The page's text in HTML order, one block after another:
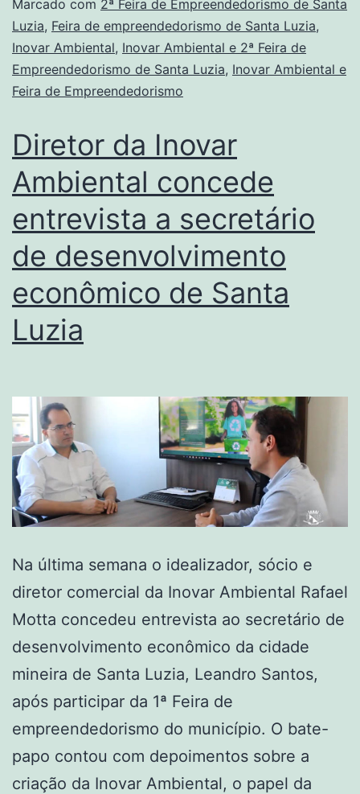
Marcado com 2ª Feira de Empreendedorismo de Santa
Luzia, Feira de empreendedorismo de Santa Luzia,
Inovar Ambiental, Inovar Ambiental e 2ª Feira de
Empreendedorismo de Santa Luzia, Inovar Ambiental e
Feira de Empreendedorismo
Diretor da Inovar
Ambiental concede
entrevista a secretário
de desenvolvimento
econômico de Santa
Luzia
Na última semana o idealizador, sócio e
diretor comercial da Inovar Ambiental Rafael
Motta concedeu entrevista ao secretário de
desenvolvimento econômico da cidade
mineira de Santa Luzia, Leandro Santos,
após participar da 1ª Feira de
empreendedorismo do município. O bate-
papo contou com depoimentos sobre a
criação da Inovar Ambiental, o papel da